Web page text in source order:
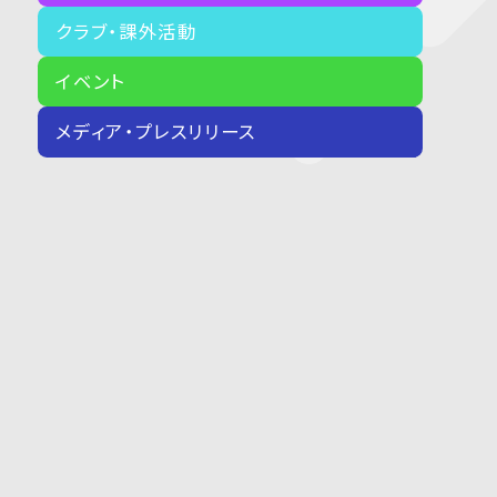
クラブ・課外活動
イベント
メディア・プレスリリース